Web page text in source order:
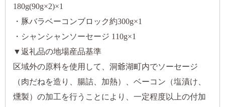
180g(90g×2)×1
・豚バラベーコンブロック約300g×1
・シャンシャンソーセージ 110g×1
▼返礼品の地場産品基準
区域外の原料を使用して、洞爺湖町内でソーセージ
（肉だねを造り、腸詰、加熱）、ベーコン（塩漬け、
燻製）の加工を行うことにより、一定程度以上の付加